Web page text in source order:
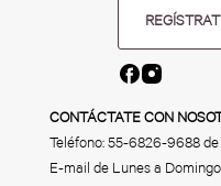
CONTÁCTATE CON
Teléfono:55-6826-9688de
E-mail de Lunes a